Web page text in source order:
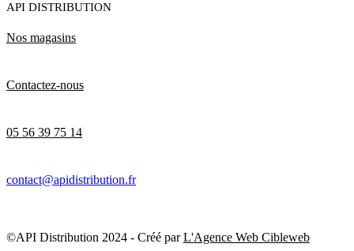
API DISTRIBUTION
Nos magasins
Contactez-nous
05 56 39 75 14
contact@apidistribution.fr
©API Distribution 2024 - Créé parL'Agence Web Cibleweb